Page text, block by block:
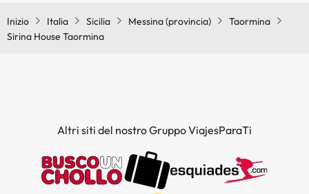
Inizio Italia Sicilia Messina (provincia)
Taormina
Sirina House Taormina
Altri siti del nostro Gruppo ViajesParaTi